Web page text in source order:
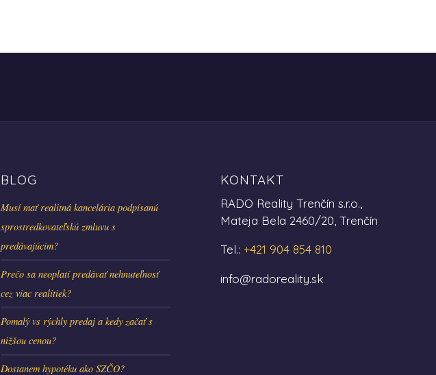
BLOG
Musí mať realitná kancelária podpísanú
sprostredkovateľskú zmluvu s
predávajúcim?
Prečo sa neoplatí predávať nehnuteľnosť
cez viac realitiek?
Pomalý vs rýchly predaj a kedy začať s
nižšou cenou?
Dostanem hypotéku ako SZČO?
KONTAKT
RADO Reality Trenčín s.r.o.,
Mateja Bela 2460/20, Trenčín
Tel.: +421 904 854 810
info@radoreality.sk